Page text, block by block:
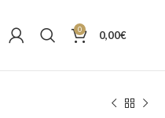
0 0,00€